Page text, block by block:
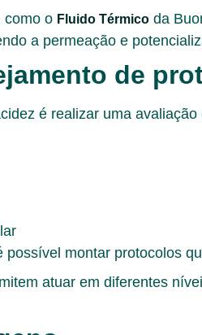
como o Fluido Térmico da
a permeação e
de
é realizar uma
possível montar protocolos
atuar em diferentes